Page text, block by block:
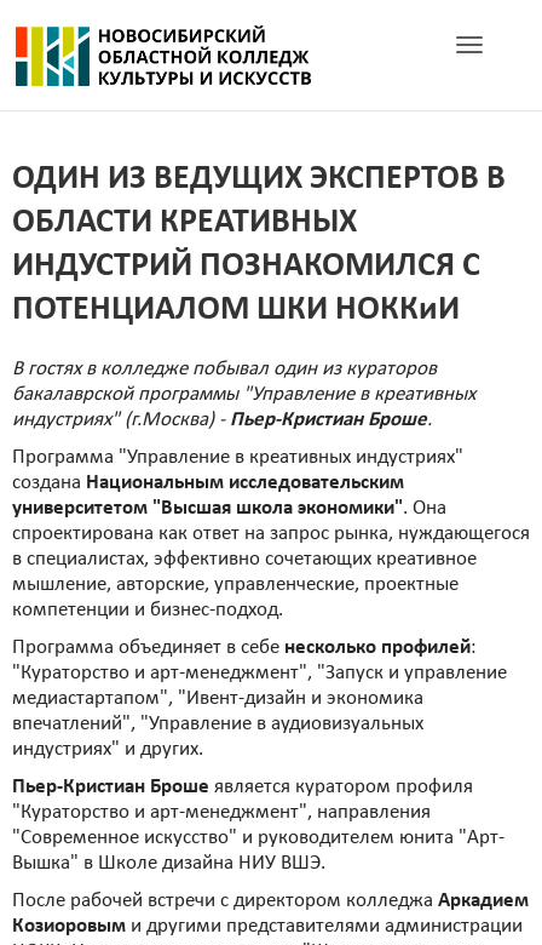
Toggle
ОДИН ИЗ ВЕДУЩИХ ЭКСПЕРТОВ В
ОБЛАСТИ КРЕАТИВНЫХ
ИНДУСТРИЙ ПОЗНАКОМИЛСЯ С
ПОТЕНЦИАЛОМ ШКИ НОККиИ
В гостях в колледже побывал один из кураторов
бакалаврской программы "Управление в креативных
индустриях" (г.Москва) - Пьер-Кристиан Броше.
Программа "Управление в креативных индустриях"
создана Национальным исследовательским
университетом "Высшая школа экономики". Она
спроектирована как ответ на запрос рынка, нуждающегося
в специалистах, эффективно сочетающих креативное
мышление, авторские, управленческие, проектные
компетенции и бизнес-подход.
Программа объединяет в себе несколько профилей:
"Кураторство и арт-менеджмент", "Запуск и управление
медиастартапом", "Ивент-дизайн и экономика
впечатлений", "Управление в аудиовизуальных
индустриях" и других.
Пьер-Кристиан Броше является куратором профиля
"Кураторство и арт-менеджмент", направления
"Современное искусство" и руководителем юнита "Арт-
Вышка" в Школе дизайна НИУ ВШЭ.
После рабочей встречи с директором колледжа Аркадием
Козиоровым и другими представителями администрации